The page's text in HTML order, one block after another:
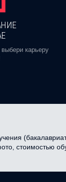
карьеру
стоимостью